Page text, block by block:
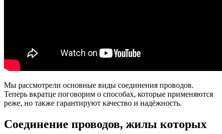
Мы рассмотрели основные виды соединения проводов.
Теперь вкратце поговорим о способах, которые применяются
реже, но также гарантируют качество и надёжность.
Соединение проводов, жилы которых